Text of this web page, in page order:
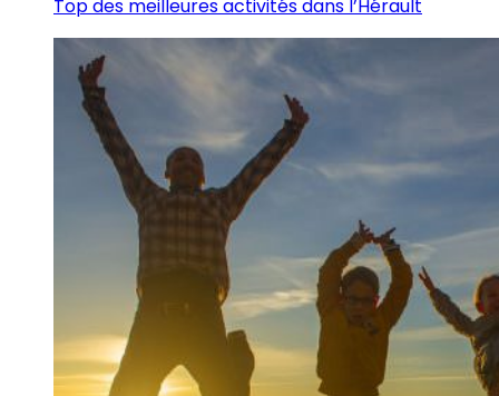
Top des meilleures activités dans l’Hérault